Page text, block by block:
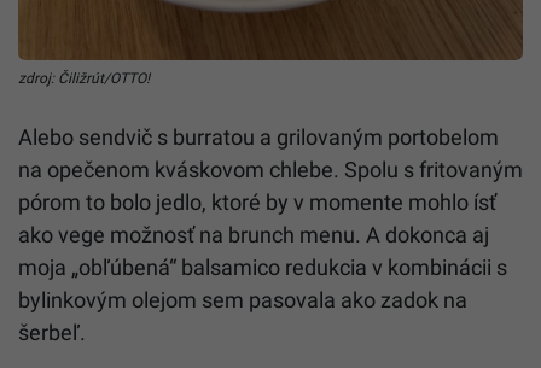
zdroj: Čiližrút/OTTO!
Alebo sendvič s burratou a grilovaným portobelom
na opečenom kváskovom chlebe. Spolu s fritovaným
pórom to bolo jedlo, ktoré by v momente mohlo ísť
ako vege možnosť na brunch menu. A dokonca aj
moja „obľúbená“ balsamico redukcia v kombinácii s
bylinkovým olejom sem pasovala ako zadok na
šerbeľ.